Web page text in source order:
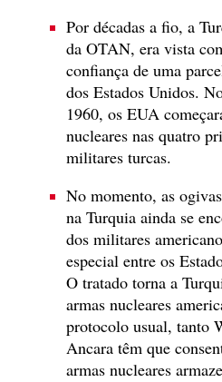
Por décadas a fio, a
da OTAN, era vista
confiança de uma
dos Estados Unidos.
1960, os EUA
nucleares nas quatro
militares turcas.
No momento, as
na Turquia ainda se
dos militares
especial entre os
O tratado torna a
armas nucleares
protocolo usual, tanto
Ancara têm que
armas nucleares